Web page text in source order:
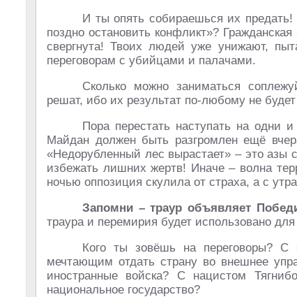
И ты опять собираешься их
поздно остановить конфликт»?
свергнута! Твоих людей уже унижают,
переговорам с убийцами и палачами.
Сколько можно заниматься
решат, ибо их результат по-любому не
Пора перестать наступать на одни
Майдан должен быть разгромлен ещё
«Недорубленный лес вырастает» – это азы
избежать лишних жертв! Иначе – волна
ночью оппозиция скулила от страха, а с
Запомни – траур объявляет
траура и перемирия будет использовано
Кого ты зовёшь на переговоры? С
мечтающим отдать страну во внешнее
иностранные войска? С нацистом
национальное государство?